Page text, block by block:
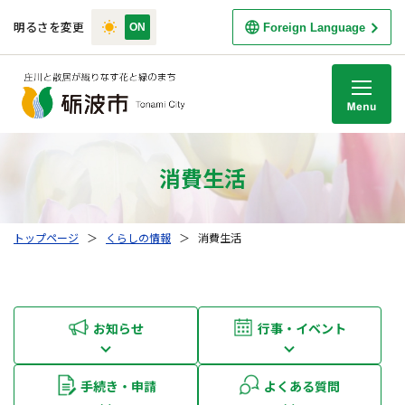
明るさを変更 Foreign Language
消費生活
トップページ ＞ くらしの情報 ＞ 消費生活
お知らせ 行事・イベント
手続き・申請 よくある質問